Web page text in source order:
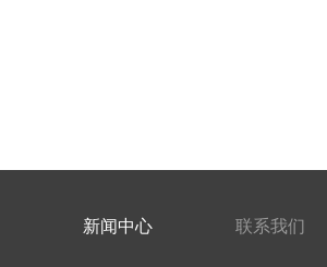
新闻中心 联系我们